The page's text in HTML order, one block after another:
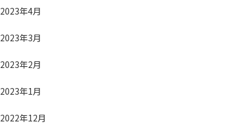
2023年4月
2023年3月
2023年2月
2023年1月
2022年12月